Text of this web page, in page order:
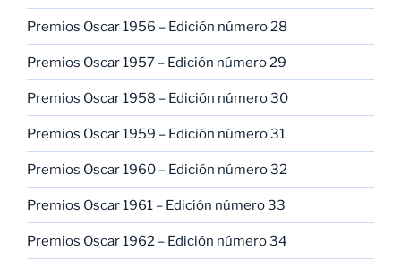
Premios Oscar 1956 – Edición número 28
Premios Oscar 1957 – Edición número 29
Premios Oscar 1958 – Edición número 30
Premios Oscar 1959 – Edición número 31
Premios Oscar 1960 – Edición número 32
Premios Oscar 1961 – Edición número 33
Premios Oscar 1962 – Edición número 34